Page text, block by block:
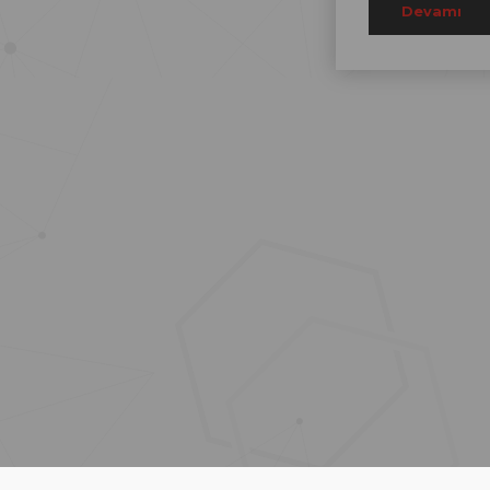
Devamı